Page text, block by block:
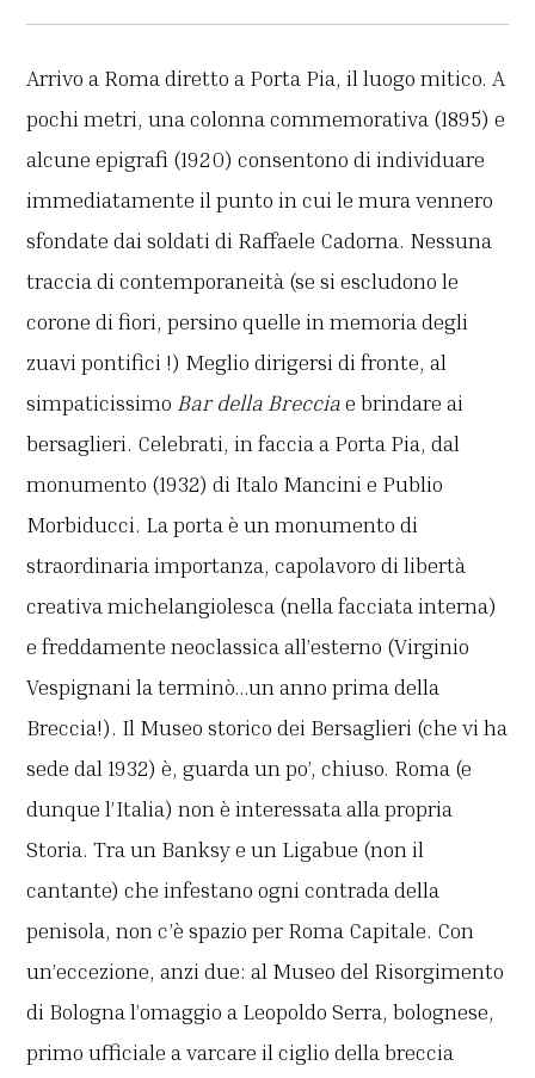
Arrivo a Roma diretto a Porta Pia, il luogo mitico. A
pochi metri, una colonna commemorativa (1895) e
alcune epigrafi (1920) consentono di individuare
immediatamente il punto in cui le mura vennero
sfondate dai soldati di Raffaele Cadorna. Nessuna
traccia di contemporaneità (se si escludono le
corone di fiori, persino quelle in memoria degli
zuavi pontifici !) Meglio dirigersi di fronte, al
simpaticissimo Bar della Brecciae brindare ai
bersaglieri. Celebrati, in faccia a Porta Pia, dal
monumento (1932) di Italo Mancini e Publio
Morbiducci. La porta è un monumento di
straordinaria importanza, capolavoro di libertà
creativa michelangiolesca (nella facciata interna)
e freddamente neoclassica all’esterno (Virginio
Vespignani la terminò…un anno prima della
Breccia!). Il Museo storico dei Bersaglieri (che vi ha
sede dal 1932) è, guarda un po’, chiuso. Roma (e
dunque l’Italia) non è interessata alla propria
Storia. Tra un Banksy e un Ligabue (non il
cantante) che infestano ogni contrada della
penisola, non c’è spazio per Roma Capitale. Con
un’eccezione, anzi due: al Museo del Risorgimento
di Bologna l’omaggio a Leopoldo Serra, bolognese,
primo ufficiale a varcare il ciglio della breccia